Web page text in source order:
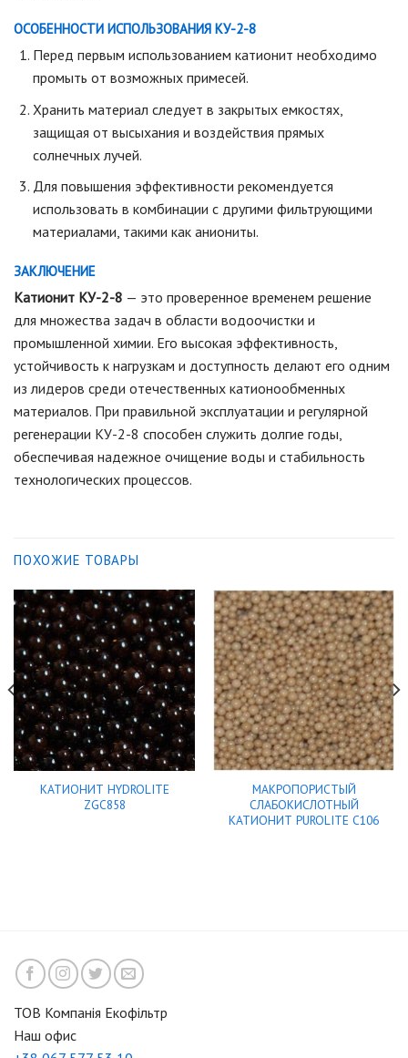
ОСОБЕННОСТИ ИСПОЛЬЗОВАНИЯ КУ-2-8
Перед первым использованием катионит необходимо
промыть от возможных примесей.
Хранить материал следует в закрытых емкостях,
защищая от высыхания и воздействия прямых
солнечных лучей.
Для повышения эффективности рекомендуется
использовать в комбинации с другими фильтрующими
материалами, такими как аниониты.
ЗАКЛЮЧЕНИЕ
Катионит КУ-2-8 — это проверенное временем решение
для множества задач в области водоочистки и
промышленной химии. Его высокая эффективность,
устойчивость к нагрузкам и доступность делают его одним
из лидеров среди отечественных катионообменных
материалов. При правильной эксплуатации и регулярной
регенерации КУ-2-8 способен служить долгие годы,
обеспечивая надежное очищение воды и стабильность
технологических процессов.
ПОХОЖИЕ ТОВАРЫ
КАТИОНИТ HYDROLITE
ZGC858
МАКРОПОРИСТЫЙ
СЛАБОКИСЛОТНЫЙ
КАТИОНИТ PUROLITE C106
ТОВ Компанія Екофільтр
Наш офис